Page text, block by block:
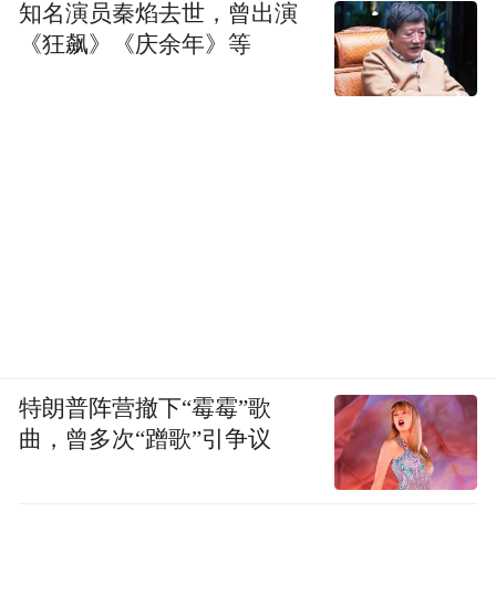
知名演员秦焰去世，曾出演
《狂飙》《庆余年》等
特朗普阵营撤下“霉霉”歌
曲，曾多次“蹭歌”引争议